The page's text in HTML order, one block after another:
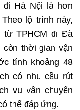
đi Hà Nội là hơn
lộ trình này,
từ TPHCM đi Đà
thời gian vận
tính khoảng 48
có nhu cầu rút
vụ vận chuyển
thể đáp ứng.